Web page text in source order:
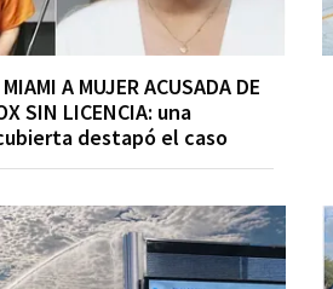
A MUJER ACUSADA DE
SIN LICENCIA: una
destapó el caso